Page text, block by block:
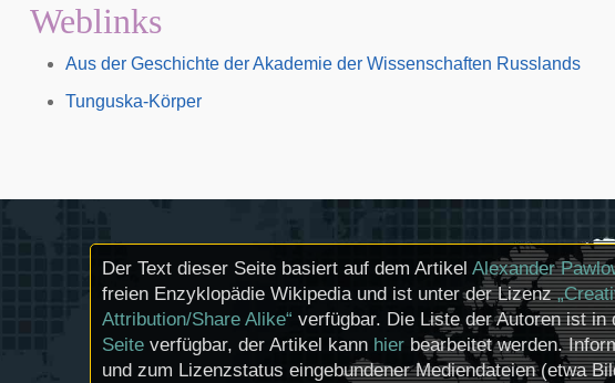
Weblinks
Aus der Geschichte der Akademie der Wissenschaften Russlands
Tunguska-Körper
Der Text dieser Seite basiert auf dem Artikel Alexander
freien Enzyklopädie Wikipedia und ist unter der Lizenz
Attribution/Share Alike“ verfügbar. Die Liste der Autoren ist
Seite verfügbar, der Artikel kann hier bearbeitet werden.
und zum Lizenzstatus eingebundener Mediendateien (etwa